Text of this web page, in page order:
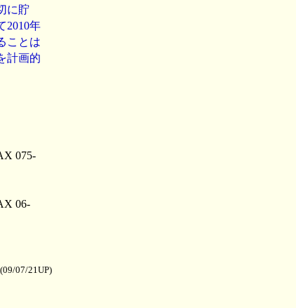
に貯
2010年
ことは
計画的
075-
06-
(09/07/21UP)